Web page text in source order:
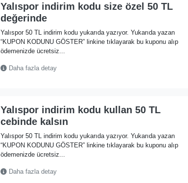
Yalıspor indirim kodu size özel 50 TL
değerinde
Yalıspor 50 TL indirim kodu yukarıda yazıyor. Yukarıda yazan
“KUPON KODUNU GÖSTER” linkine tıklayarak bu kuponu alıp
ödemenizde ücretsiz...
Daha fazla detay
Yalıspor indirim kodu kullan 50 TL
cebinde kalsın
Yalıspor 50 TL indirim kodu yukarıda yazıyor. Yukarıda yazan
“KUPON KODUNU GÖSTER” linkine tıklayarak bu kuponu alıp
ödemenizde ücretsiz...
Daha fazla detay